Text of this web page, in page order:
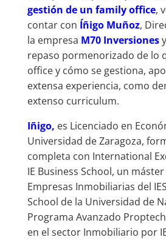
gestión de un family office,
contar con Íñigo Muñoz,
la empresa M70 Inversiones
repaso pormenorizado de lo
office y cómo se gestiona,
extensa experiencia, como
extenso curriculum.
Iñigo, es Licenciado en
Universidad de Zaragoza,
completa con International
IE Business School, un
Empresas Inmobiliarias del
School de la Universidad de
Programa Avanzado
en el sector Inmobiliario por